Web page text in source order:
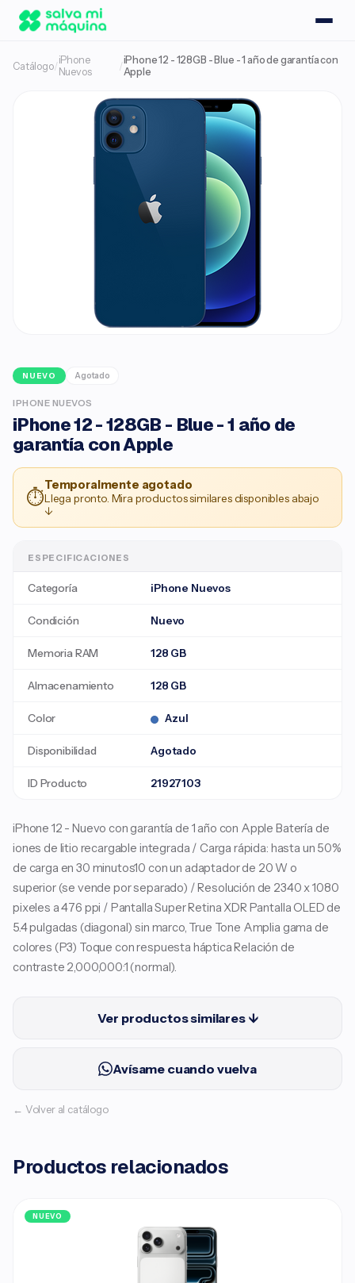
Catálogo/ iPhone
Nuevos
/iPhone 12 - 128GB - Blue - 1 año de garantía con
Apple
NUEVO Agotado
IPHONE NUEVOS
iPhone 12 - 128GB - Blue - 1 año de
garantía con Apple
⏱
Temporalmente agotado
Llega pronto. Mira productos similares disponibles abajo
↓
ESPECIFICACIONES
Categoría iPhone Nuevos
Condición Nuevo
Memoria RAM 128 GB
Almacenamiento 128 GB
Color Azul
Disponibilidad Agotado
ID Producto 21927103
iPhone 12 - Nuevo con garantía de 1 año con Apple Batería de
iones de litio recargable integrada / Carga rápida: hasta un 50%
de carga en 30 minutos10 con un adaptador de 20 W o
superior (se vende por separado) / Resolución de 2340 x 1080
pixeles a 476 ppi / Pantalla Super Retina XDR Pantalla OLED de
5.4 pulgadas (diagonal) sin marco, True Tone Amplia gama de
colores (P3) Toque con respuesta háptica Relación de
contraste 2,000,000:1 (normal).
Ver productos similares ↓
Avísame cuando vuelva
← Volver al catálogo
Productos relacionados
NUEVO